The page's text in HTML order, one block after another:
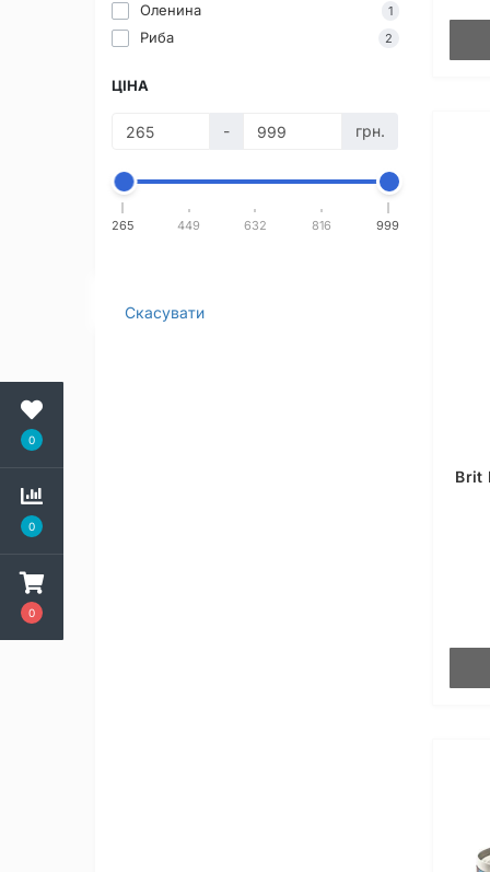
0
0
0
Оленина 1
Риба 2
ЦІНА
- грн.
265 449 632 816 999
Скасувати
Brit